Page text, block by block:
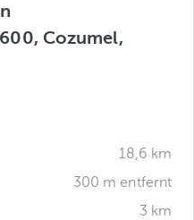
Cozumel,
18,6 km
300 m entfernt
3 km